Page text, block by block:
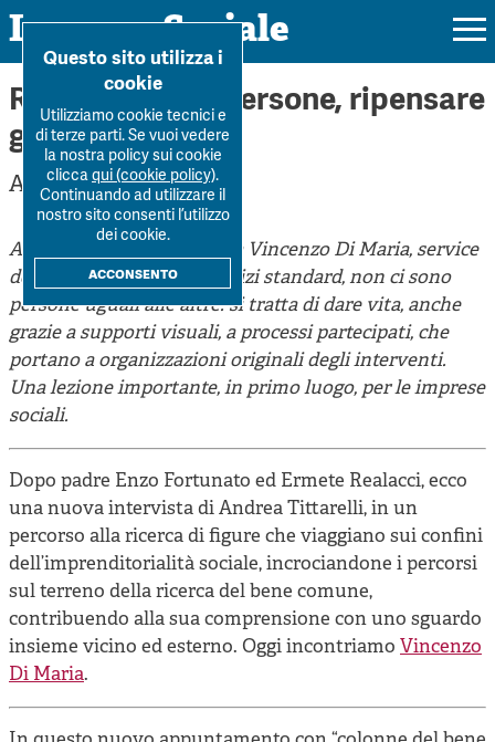
Impresa Sociale
Rivista
Ultimo numero
La Rivista
Submission
Colophon
Autori
Archivio
Argomenti
Forum
Forum
Tutti gli articoli
Autori
Argomenti
Dossier
Tutti i dossier
Workshop Impresa Sociale 2021
Impresa sociale, reciprocità e sostenibilità
Cooperative di comunità
Impresa sociale e democrazia
Acini di fuoco - Dossier Mezzogiorno
Valutazione e dintorni
Chi siamo
Contatti
Sostienici
Home Ripartire dalle persone, ripensare gl...
Ripartire dalle persone, ripensare
gli interventi
Andrea Tittarelli
Andrea Tittarelli intervista Vincenzo Di Maria, service
designer. Non ci sono servizi standard, non ci sono
persone uguali alle altre: si tratta di dare vita, anche
grazie a supporti visuali, a processi partecipati, che
portano a organizzazioni originali degli interventi.
Una lezione importante, in primo luogo, per le imprese
sociali.
Dopo padre Enzo Fortunato ed Ermete Realacci, ecco
una nuova intervista di Andrea Tittarelli, in un
percorso alla ricerca di figure che viaggiano sui confini
dell’imprenditorialità sociale, incrociandone i percorsi
sul terreno della ricerca del bene comune,
contribuendo alla sua comprensione con uno sguardo
insieme vicino ed esterno. Oggi incontriamo Vincenzo
Di Maria.
Questo sito utilizza i
cookie
Utilizziamo cookie tecnici e
di terze parti. Se vuoi vedere
la nostra policy sui cookie
cliccaqui (cookie policy).
Continuando ad utilizzare il
nostro sito consenti l’utilizzo
dei cookie.
acconsento